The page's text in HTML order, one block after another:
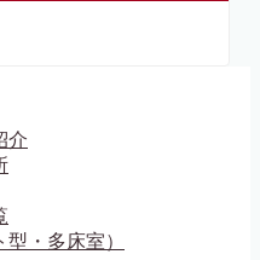
介
・多床室）